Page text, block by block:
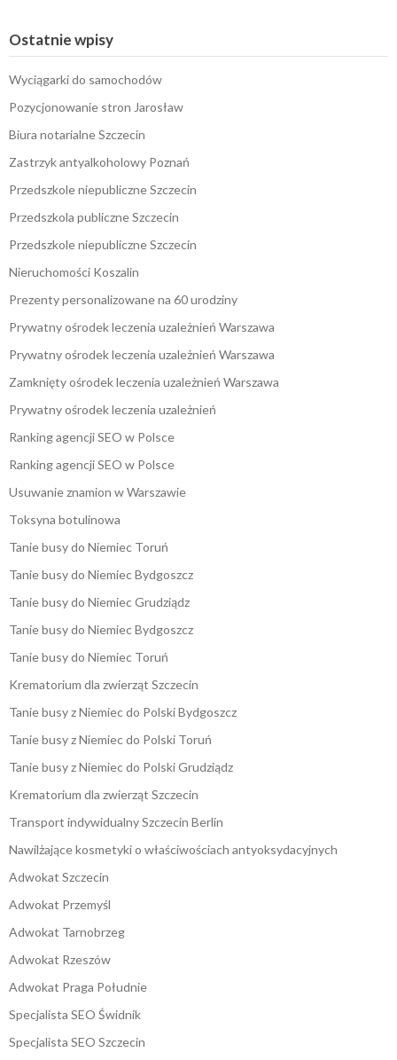
Ostatnie wpisy
Wyciągarki do samochodów
Pozycjonowanie stron Jarosław
Biura notarialne Szczecin
Zastrzyk antyalkoholowy Poznań
Przedszkole niepubliczne Szczecin
Przedszkola publiczne Szczecin
Przedszkole niepubliczne Szczecin
Nieruchomości Koszalin
Prezenty personalizowane na 60 urodziny
Prywatny ośrodek leczenia uzależnień Warszawa
Prywatny ośrodek leczenia uzależnień Warszawa
Zamknięty ośrodek leczenia uzależnień Warszawa
Prywatny ośrodek leczenia uzależnień
Ranking agencji SEO w Polsce
Ranking agencji SEO w Polsce
Usuwanie znamion w Warszawie
Toksyna botulinowa
Tanie busy do Niemiec Toruń
Tanie busy do Niemiec Bydgoszcz
Tanie busy do Niemiec Grudziądz
Tanie busy do Niemiec Bydgoszcz
Tanie busy do Niemiec Toruń
Krematorium dla zwierząt Szczecin
Tanie busy z Niemiec do Polski Bydgoszcz
Tanie busy z Niemiec do Polski Toruń
Tanie busy z Niemiec do Polski Grudziądz
Krematorium dla zwierząt Szczecin
Transport indywidualny Szczecin Berlin
Nawilżające kosmetyki o właściwościach antyoksydacyjnych
Adwokat Szczecin
Adwokat Przemyśl
Adwokat Tarnobrzeg
Adwokat Rzeszów
Adwokat Praga Południe
Specjalista SEO Świdnik
Specjalista SEO Szczecin